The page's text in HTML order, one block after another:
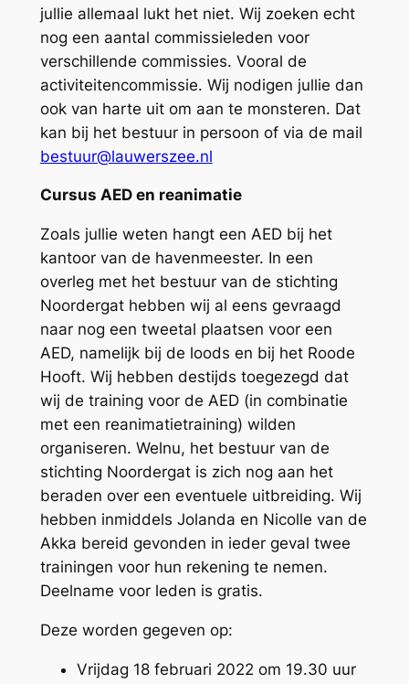
jullie allemaal lukt het niet. Wij zoeken echt
nog een aantal commissieleden voor
verschillende commissies. Vooral de
activiteitencommissie. Wij nodigen jullie dan
ook van harte uit om aan te monsteren. Dat
kan bij het bestuur in persoon of via de mail
bestuur@lauwerszee.nl
Cursus AED en reanimatie
Zoals jullie weten hangt een AED bij het
kantoor van de havenmeester. In een
overleg met het bestuur van de stichting
Noordergat hebben wij al eens gevraagd
naar nog een tweetal plaatsen voor een
AED, namelijk bij de loods en bij het Roode
Hooft. Wij hebben destijds toegezegd dat
wij de training voor de AED (in combinatie
met een reanimatietraining) wilden
organiseren. Welnu, het bestuur van de
stichting Noordergat is zich nog aan het
beraden over een eventuele uitbreiding. Wij
hebben inmiddels Jolanda en Nicolle van de
Akka bereid gevonden in ieder geval twee
trainingen voor hun rekening te nemen.
Deelname voor leden is gratis.
Deze worden gegeven op:
Vrijdag 18 februari 2022 om 19.30 uur